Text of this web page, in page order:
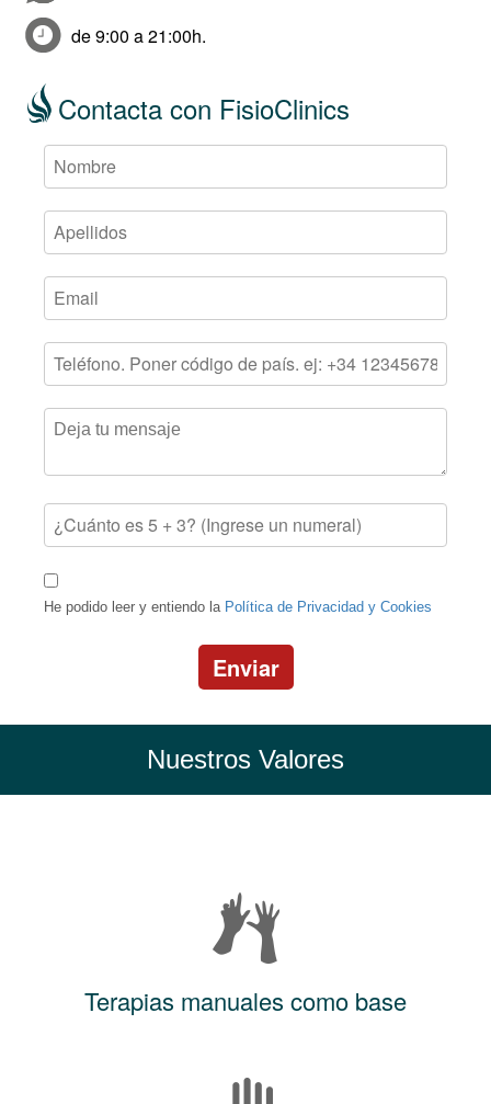
de 9:00 a 21:00h.
Contacta con FisioClinics
He podido leer y entiendo la Política de Privacidad y Cookies
Enviar
Nuestros Valores
Terapias manuales como base